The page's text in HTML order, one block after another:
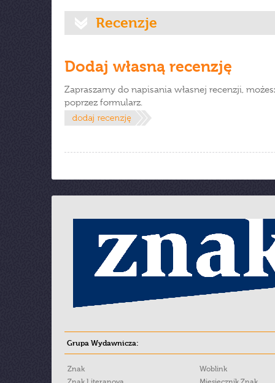
Recenzje
Dodaj własną recenzję
Zapraszamy do napisania własnej recenzji,
poprzez formularz.
Grupa Wydawnicza:
Znak
Woblink